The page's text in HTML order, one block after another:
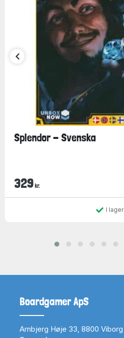
Splendor - Svenska
329 kr.
I lager
Boardgamer ApS
Arnbjerg Høje 33, 8800 Viborg